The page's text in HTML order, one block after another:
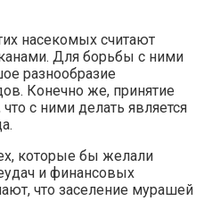
насекомых считают
Для борьбы с ними
разнообразие
Конечно же, принятие
с ними делать является
которые бы желали
и финансовых
что заселение мурашей